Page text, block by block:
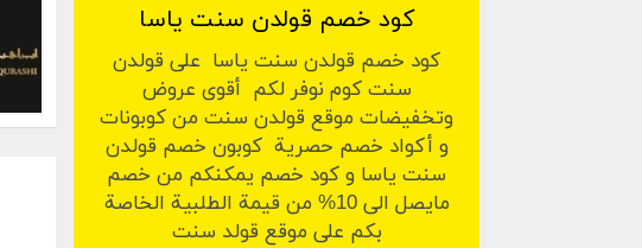
كود خصم قولدن سنت ياسا
كود خصم قولدن سنت ياسا على قولدن
سنت كوم نوفر لكم أقوى عروض
وتخفيضات موقع قولدن سنت من كوبونات
و أكواد خصم حصرية كوبون خصم قولدن
سنت ياسا و كود خصم يمكنكم من خصم
مايصل الى 10% من قيمة الطلبية الخاصة
بكم على موقع قولد سنت